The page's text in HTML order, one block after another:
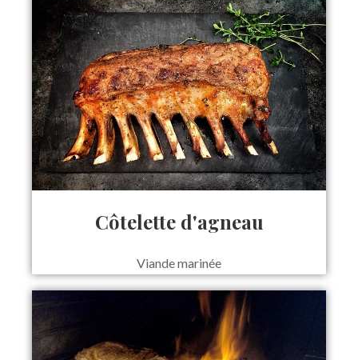
Côtelette d'agneau
Viande marinée